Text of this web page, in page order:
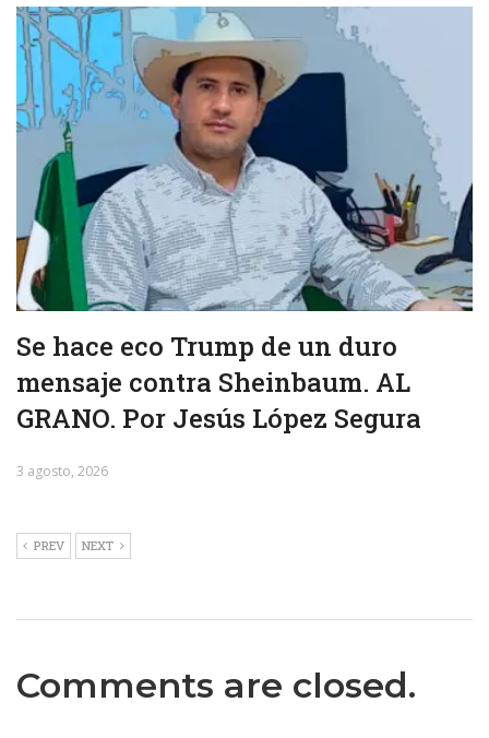
Se hace eco Trump de un duro
mensaje contra Sheinbaum. AL
GRANO. Por Jesús López Segura
3 agosto, 2026
PREV NEXT
Comments are closed.